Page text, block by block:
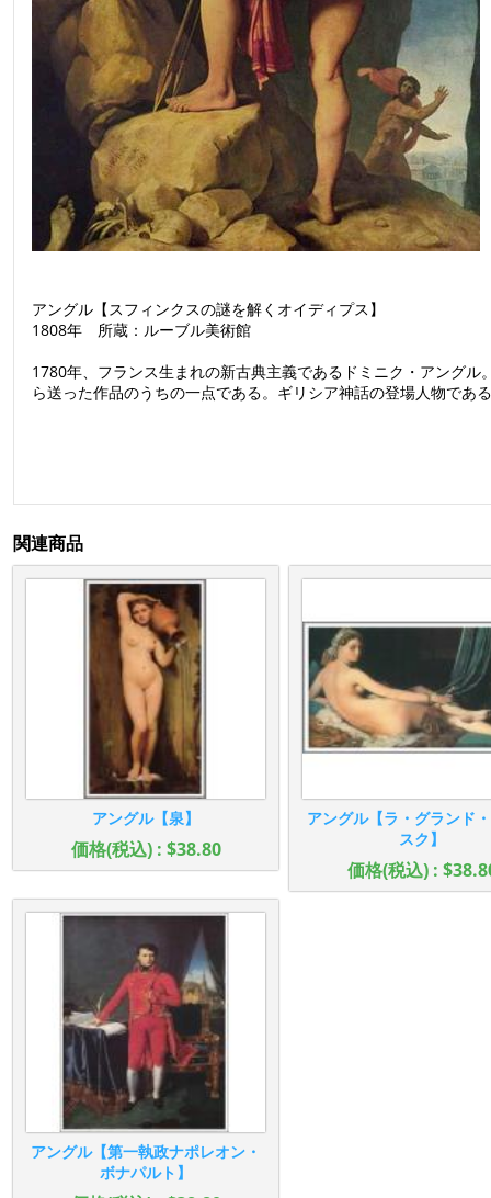
アングル【スフィンクスの謎を解くオイディプス】
1808年 所蔵：ルーブル美術館
1780年、フランス生まれの新古典主義であるドミニク・アング
ら送った作品のうちの一点である。ギリシア神話の登場人物で
関連商品
アングル【泉】
価格(税込) : $38.80
アングル【ラ・グランド
スク】
価格(税込) :
アングル【第一執政ナポレオン・
ボナパルト】